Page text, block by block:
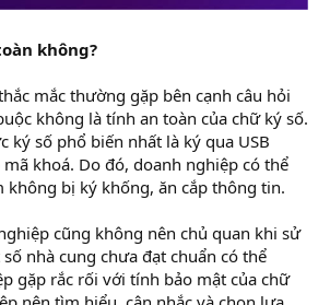
không?
mắc thường gặp bên cạnh câu hỏi
không là tính an toàn của chữ ký số.
ký số phổ biến nhất là ký qua USB
khoá. Do đó, doanh nghiệp có thể
không bị ký khống, ăn cắp thông tin.
cũng không nên chủ quan khi sử
nhà cung chưa đạt chuẩn có thể
gặp rắc rối với tính bảo mật của chữ